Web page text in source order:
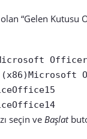
“Gelen Kutusu
(x86)Microsoft
seçin ve Başlat